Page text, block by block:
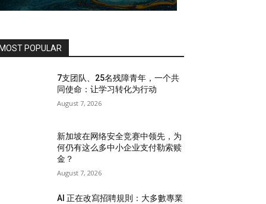
MOST POPULAR
7支团队、25名残障青年，一个共
同使命：让学习转化为行动
August 7, 2026
新加坡在网络安全竞赛中领先，为
何仍有这么多中小企业支付勒索赎
金？
August 7, 2026
AI 正在改寫招聘規則：大多數專業